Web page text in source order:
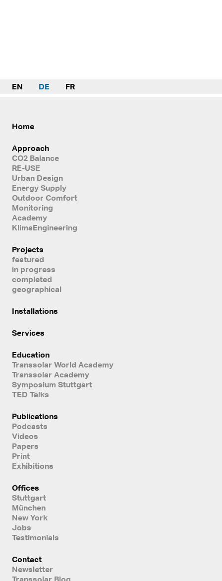
EN DE FR
Home
Approach
CO2 Balance
RE-USE
Urban Design
Energy Supply
Outdoor Comfort
Monitoring
Academy
KlimaEngineering
Projects
featured
in progress
completed
geographical
Installations
Services
Education
Transsolar World Academy
Transsolar Academy
Symposium Stuttgart
TED Talks
Publications
Podcasts
Videos
Papers
Print
Exhibitions
Offices
Stuttgart
München
New York
Jobs
Testimonials
Contact
Newsletter
Transsolar Blog